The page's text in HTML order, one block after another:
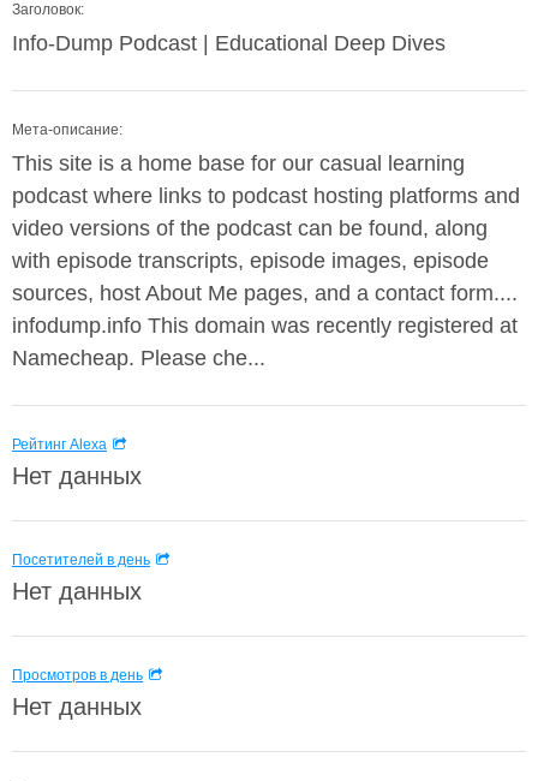
Заголовок:
Info-Dump Podcast | Educational Deep Dives
Мета-описание:
This site is a home base for our casual learning
podcast where links to podcast hosting platforms and
video versions of the podcast can be found, along
with episode transcripts, episode images, episode
sources, host About Me pages, and a contact form....
infodump.info This domain was recently registered at
Namecheap. Please che...
Рейтинг Alexa
Нет данных
Посетителей в день
Нет данных
Просмотров в день
Нет данных